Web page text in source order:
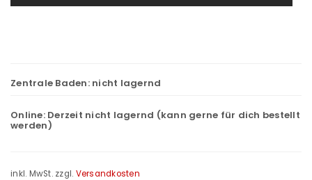
Zentrale Baden: nicht lagernd
Online: Derzeit nicht lagernd (kann gerne für dich bestellt
werden)
inkl. MwSt. zzgl. Versandkosten